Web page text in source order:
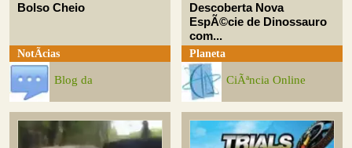
Bolso Cheio
NotÃ­cias
Blog da
Descoberta Nova
EspÃ©cie de Dinossauro
com...
Planeta
CiÃªncia Online